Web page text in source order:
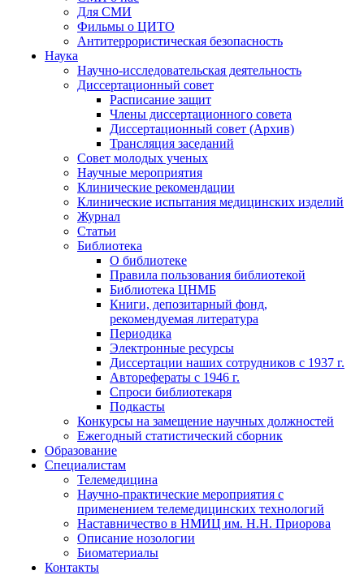
Для СМИ
Фильмы о ЦИТО
Антитеррористическая безопасность
Наука
Научно-исследовательская деятельность
Диссертационный совет
Расписание защит
Члены диссертационного совета
Диссертационный совет (Архив)
Трансляция заседаний
Совет молодых ученых
Научные мероприятия
Клинические рекомендации
Клинические испытания медицинских изделий
Журнал
Статьи
Библиотека
О библиотеке
Правила пользования библиотекой
Библиотека ЦНМБ
Книги, депозитарный фонд,
рекомендуемая литература
Периодика
Электронные ресурсы
Диссертации наших сотрудников с 1937 г.
Авторефераты с 1946 г.
Спроси библиотекаря
Подкасты
Конкурсы на замещение научных должностей
Ежегодный статистический сборник
Образование
Специалистам
Телемедицина
Научно-практические мероприятия с
применением телемедицинских технологий
Наставничество в НМИЦ им. Н.Н. Приорова
Описание нозологии
Биоматериалы
Контакты